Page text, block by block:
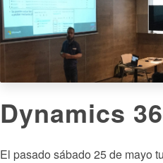
Dynamics
El pasado sábado 25 de mayo